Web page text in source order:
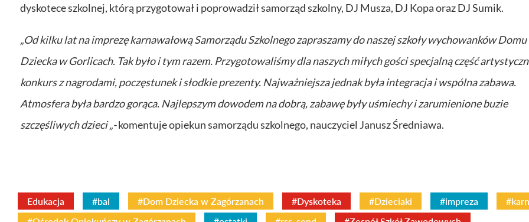
dyskotece szkolnej, którą przygotował i poprowadził samorząd szkolny, DJ Musza, DJ Kopa oraz DJ Sumik.
„Od kilku lat na imprezę karnawałową Samorządu Szkolnego zapraszamy do naszej szkoły wychowanków Domu
Dziecka w Gorlicach. Tak było i tym razem. Przygotowaliśmy dla naszych miłych gości specjalną część
konkurs z nagrodami, poczęstunek i słodkie prezenty. Najważniejsza jednak była integracja i wspólna zabawa.
Atmosfera była bardzo gorąca. Najlepszym dowodem na dobrą, zabawę były uśmiechy i zarumienione buzie
szczęśliwych dzieci „-komentuje opiekun samorządu szkolnego, nauczyciel Janusz Średniawa.
Edukacja #bal #Dom Dziecka w Zagórzanach #Dyskoteka #Dzieciaki #impreza